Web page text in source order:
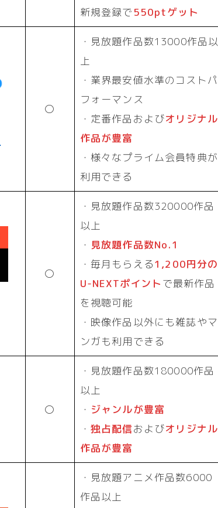
新規登録で 550ptゲット
〇
・見放題作品数13000作品以
上
・業界最安値水準のコストパ
フォーマンス
・定番作品およびオリジナル
作品が豊富
・様々なプライム会員特典が
利用できる
〇
・見放題作品数320000作品
以上
・ 見放題作品数No.1
・毎月もらえる1,200円分の
U-NEXTポイント で最新作品
を視聴可能
・映像作品以外にも雑誌やマ
ンガも利用できる
〇
・見放題作品数180000作品
以上
・ ジャンルが豊富
・ 独占配信およびオリジナル
作品が豊富
・見放題アニメ作品数6000
作品以上